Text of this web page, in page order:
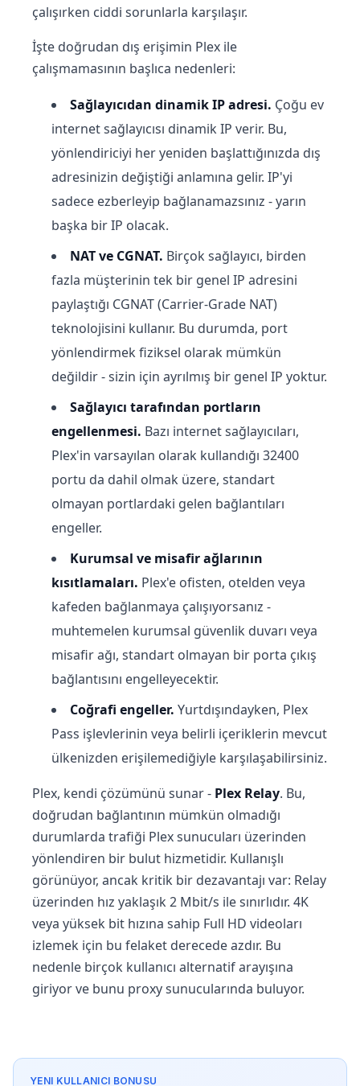
çalışırken ciddi sorunlarla karşılaşır.
İşte doğrudan dış erişimin Plex ile
çalışmamasının başlıca nedenleri:
Sağlayıcıdan dinamik IP adresi. Çoğu ev
internet sağlayıcısı dinamik IP verir. Bu,
yönlendiriciyi her yeniden başlattığınızda dış
adresinizin değiştiği anlamına gelir. IP'yi
sadece ezberleyip bağlanamazsınız - yarın
başka bir IP olacak.
NAT ve CGNAT. Birçok sağlayıcı, birden
fazla müşterinin tek bir genel IP adresini
paylaştığı CGNAT (Carrier-Grade NAT)
teknolojisini kullanır. Bu durumda, port
yönlendirmek fiziksel olarak mümkün
değildir - sizin için ayrılmış bir genel IP yoktur.
Sağlayıcı tarafından portların
engellenmesi. Bazı internet sağlayıcıları,
Plex'in varsayılan olarak kullandığı 32400
portu da dahil olmak üzere, standart
olmayan portlardaki gelen bağlantıları
engeller.
Kurumsal ve misafir ağlarının
kısıtlamaları. Plex'e ofisten, otelden veya
kafeden bağlanmaya çalışıyorsanız -
muhtemelen kurumsal güvenlik duvarı veya
misafir ağı, standart olmayan bir porta çıkış
bağlantısını engelleyecektir.
Coğrafi engeller. Yurtdışındayken, Plex
Pass işlevlerinin veya belirli içeriklerin mevcut
ülkenizden erişilemediğiyle karşılaşabilirsiniz.
Plex, kendi çözümünü sunar - Plex Relay. Bu,
doğrudan bağlantının mümkün olmadığı
durumlarda trafiği Plex sunucuları üzerinden
yönlendiren bir bulut hizmetidir. Kullanışlı
görünüyor, ancak kritik bir dezavantajı var: Relay
üzerinden hız yaklaşık 2 Mbit/s ile sınırlıdır. 4K
veya yüksek bit hızına sahip Full HD videoları
izlemek için bu felaket derecede azdır. Bu
nedenle birçok kullanıcı alternatif arayışına
giriyor ve bunu proxy sunucularında buluyor.
YENI KULLANICI BONUSU